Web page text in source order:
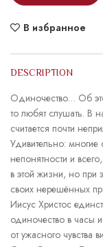
В избранное
DESCRIPTION
Одиночество… Об
то любят слушать. В
считается почти
Удивительно: многие
непонятности и
в этой жизни, но при
своих нерешённых
Иисус Христос
одиночество в часы
от ужасного чувства